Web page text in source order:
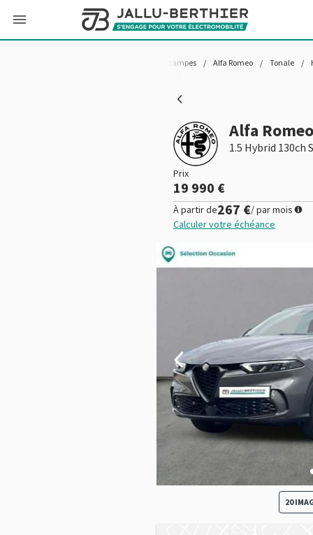
Etampes / Alfa Romeo / Tonale /
Alfa
1.5 Hybrid 130ch
Prix
19 990 €
À partir de267 €/ par mois
Calculer votre échéance
20